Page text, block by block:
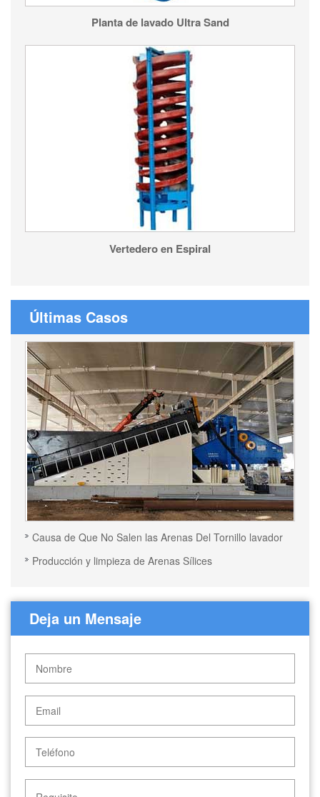
Planta de lavado Ultra Sand
Vertedero en Espiral
Últimas Casos
Causa de Que No Salen las Arenas Del Tornillo lavador
Producción y limpieza de Arenas Sílices
Deja un Mensaje